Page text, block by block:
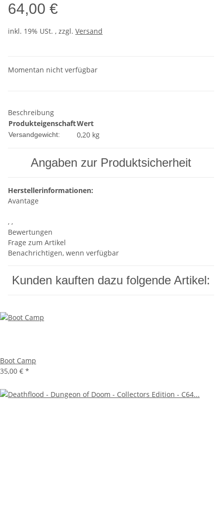
64,00 €
inkl. 19% USt. , zzgl. Versand
Momentan nicht verfügbar
Beschreibung
ProdukteigenschaftWert
Versandgewicht: 0,20 kg
Angaben zur Produktsicherheit
Herstellerinformationen:
Avantage
, ,
Bewertungen
Frage zum Artikel
Benachrichtigen, wenn verfügbar
Kunden kauften dazu folgende Artikel:
Boot Camp
35,00 € *